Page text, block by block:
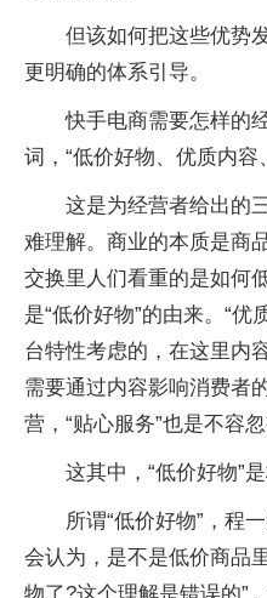
但该如何把这些优势
更明确的体系引导。
快手电商需要怎样的
词，“低价好物、优质内容
这是为经营者给出的
难理解。商业的本质是商
交换里人们看重的是如何
是“低价好物”的由来。“优
台特性考虑的，在这里内
需要通过内容影响消费者
营，“贴心服务”也是不容忽
这其中，“低价好物”是
所谓“低价好物”，程
会认为，是不是低价商品